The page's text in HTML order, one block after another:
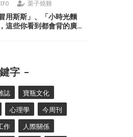
栗子燒雞
冒用斯斯」、「小時光麵
這些你看到都會背的廣
字
誌 寶瓶文化
心理學 今周刊
作 人際關係